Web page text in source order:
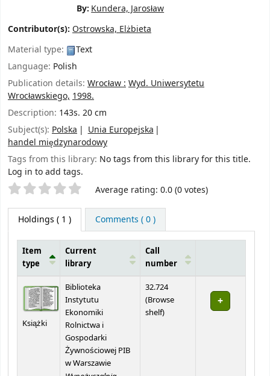
By: Kundera, Jarosław
Contributor(s): Ostrowska, Elżbieta
Material type:
Text
Language: Polish
Publication details: Wrocław :Wyd. Uniwersytetu
Wrocławskiego,1998.
Description: 143s. 20 cm
Subject(s): Polska
Unia Europejska
handel międzynarodowy
Tags from this library: No tags from this library for this title.
Log in to add tags.
Star ratings Average rating: 0.0 (0 votes)
Holdings ( 1 ) Comments ( 0 )
Item
type
Current
library
Call
number
Książki
Biblioteka
Instytutu
Ekonomiki
Rolnictwa i
Gospodarki
Żywnościowej PIB
w Warszawie
32.724
(Browse
shelf(Opens below)
)